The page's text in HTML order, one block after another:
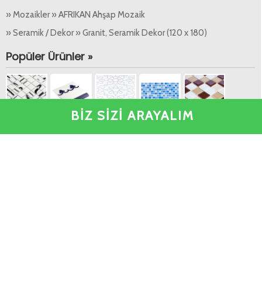
BİZ SİZİ ARAYALIM
» Mozaikler » AFRIKAN Ahşap Mozaik
» Seramik / Dekor » Granit, Seramik Dekor (120 x 180)
Popüler Ürünler »